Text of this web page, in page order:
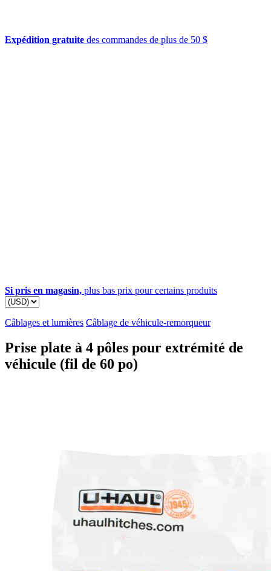
Expédition gratuite des commandes de plus de 50 $
Si pris en magasin, plus bas prix pour certains produits
Câblages et lumières Câblage de véhicule-remorqueur
Prise plate à 4 pôles pour extrémité de
véhicule (fil de 60 po)